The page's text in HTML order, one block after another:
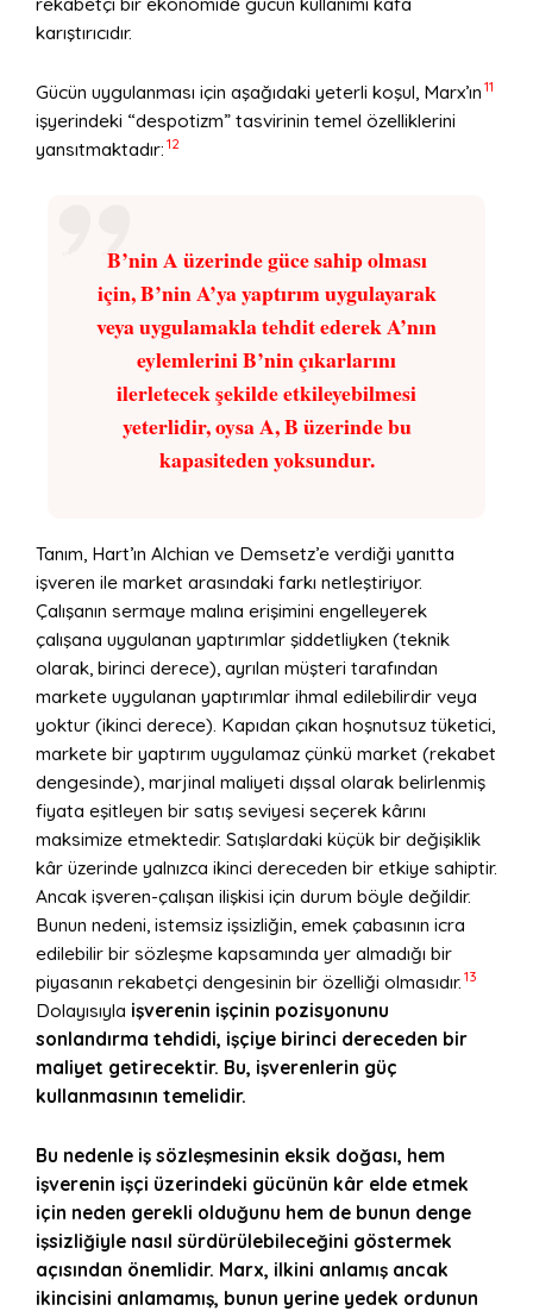
karıştırıcıdır.
Gücün uygulanması için aşağıdaki yeterli koşul, Marx’ın 11
işyerindeki “despotizm” tasvirinin temel özelliklerini
yansıtmaktadır: 12
B’nin A üzerinde güce sahip olması
için, B’nin A’ya yaptırım uygulayarak
veya uygulamakla tehdit ederek A’nın
eylemlerini B’nin çıkarlarını
ilerletecek şekilde etkileyebilmesi
yeterlidir, oysa A, B üzerinde bu
kapasiteden yoksundur.
Tanım, Hart’ın Alchian ve Demsetz’e verdiği yanıtta
işveren ile market arasındaki farkı netleştiriyor.
Çalışanın sermaye malına erişimini engelleyerek
çalışana uygulanan yaptırımlar şiddetliyken (teknik
olarak, birinci derece), ayrılan müşteri tarafından
markete uygulanan yaptırımlar ihmal edilebilirdir veya
yoktur (ikinci derece). Kapıdan çıkan hoşnutsuz tüketici,
markete bir yaptırım uygulamaz çünkü market (rekabet
dengesinde), marjinal maliyeti dışsal olarak belirlenmiş
fiyata eşitleyen bir satış seviyesi seçerek kârını
maksimize etmektedir. Satışlardaki küçük bir değişiklik
kâr üzerinde yalnızca ikinci dereceden bir etkiye sahiptir.
Ancak işveren-çalışan ilişkisi için durum böyle değildir.
Bunun nedeni, istemsiz işsizliğin, emek çabasının icra
edilebilir bir sözleşme kapsamında yer almadığı bir
piyasanın rekabetçi dengesinin bir özelliği olmasıdır. 13
Dolayısıyla işverenin işçinin pozisyonunu
sonlandırma tehdidi, işçiye birinci dereceden bir
maliyet getirecektir. Bu, işverenlerin güç
kullanmasının temelidir.
Bu nedenle iş sözleşmesinin eksik doğası, hem
işverenin işçi üzerindeki gücünün kâr elde etmek
için neden gerekli olduğunu hem de bunun denge
işsizliğiyle nasıl sürdürülebileceğini göstermek
açısından önemlidir. Marx, ilkini anlamış ancak
ikincisini anlamamış, bunun yerine yedek ordunun